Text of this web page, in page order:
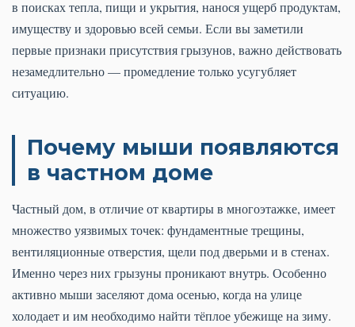
в поисках тепла, пищи и укрытия, нанося ущерб продуктам,
имуществу и здоровью всей семьи. Если вы заметили
первые признаки присутствия грызунов, важно действовать
незамедлительно — промедление только усугубляет
ситуацию.
Почему мыши появляются
в частном доме
Частный дом, в отличие от квартиры в многоэтажке, имеет
множество уязвимых точек: фундаментные трещины,
вентиляционные отверстия, щели под дверьми и в стенах.
Именно через них грызуны проникают внутрь. Особенно
активно мыши заселяют дома осенью, когда на улице
холодает и им необходимо найти тёплое убежище на зиму.